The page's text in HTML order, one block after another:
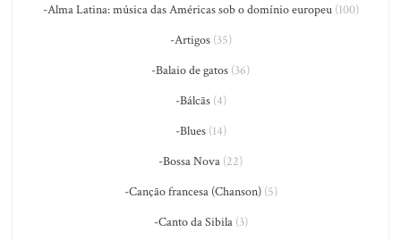
-Alma Latina: música das Américas sob o domínio europeu(100)
-Artigos(35)
-Balaio de gatos (36)
-Bálcãs(4)
-Blues(14)
-Bossa Nova (22)
-Canção francesa (Chanson)(5)
-Canto da Sibila(3)